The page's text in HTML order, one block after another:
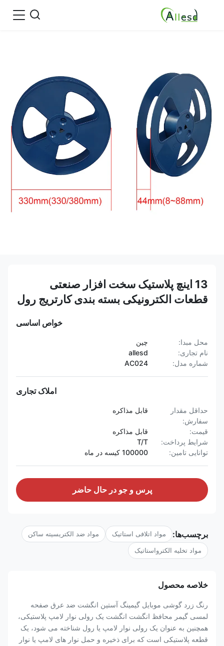
13 اینچ پلاستیک سخت افزار صنعتی
قطعات الکترونیکی بسته بندی کارتریج رول
خواص اساسی
محل مبدا:
چین
نام تجاری:
allesd
شماره مدل:
AC024
املاک تجاری
حداقل مقدار
سفارش:
قابل مذاکره
قیمت:
قابل مذاکره
شرایط پرداخت:
T/T
توانایی تامین:
100000 کیسه در ماه
پرس و جو در حال حاضر
برچسب‌ها: مواد اتلافی استاتیک مواد ضد الکتریسیته ساکن
مواد تخلیه الکترواستاتیک
خلاصه محصول
رنگ زرد گوشی موبایل گیمینگ آستین انگشت ضد عرق صفحه
لمسی گیمر محافظ انگشت انگشت یک رولی نوار لامپ پلاستیکی،
همچنین به عنوان یک رولی نوار لامپ یا رول شناخته می شود، یک
قطعه پلاستیکی است که برای ذخیره و حمل نوار های لامپ یا نوار